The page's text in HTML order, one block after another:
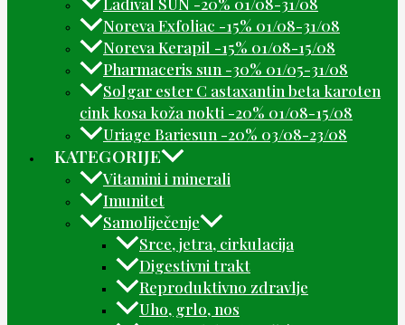
Noreva Exfoliac -15% 01/08-31/08
Noreva Kerapil -15% 01/08-15/08
Pharmaceris sun -30% 01/05-31/08
Solgar ester C astaxantin beta karoten
cink kosa koža nokti -20% 01/08-15/08
Uriage Bariesun -20% 03/08-23/08
KATEGORIJE
Vitamini i minerali
Imunitet
Samoliječenje
Srce, jetra, cirkulacija
Digestivni trakt
Reproduktivno zdravlje
Uho, grlo, nos